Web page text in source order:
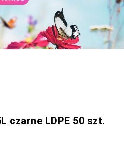
czarne LDPE 50 szt.